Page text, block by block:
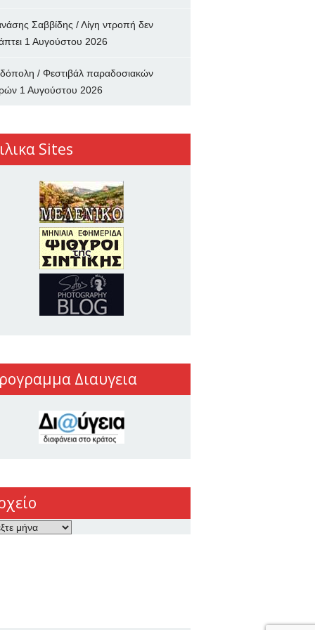
Σαββίδης / Λίγη ντροπή δεν
1 Αυγούστου 2026
/ Φεστιβάλ παραδοσιακών
1 Αυγούστου 2026
Sites
Διαυγεια